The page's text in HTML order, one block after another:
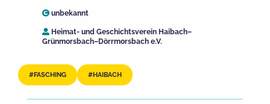
unbekannt
Heimat- und Geschichtsverein Haibach–
Grünmorsbach–Dörrmorsbach e.V.
FASCHING HAIBACH